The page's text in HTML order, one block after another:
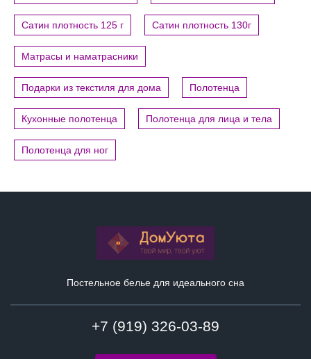
Сатин плотность 125 г Сатин плотность 130г
Матрасы и наматрасники
Подарки из текстиля для дома Полотенца
Кухонные полотенца Полотенца для лица и тела
Полотенца для ног
Постельное белье для идеального сна
+7 (919) 326-03-89